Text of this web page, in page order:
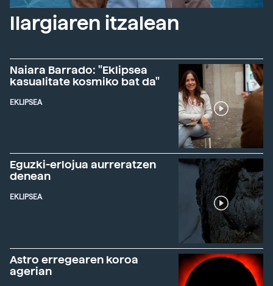
Ilargiaren itzalean
Naiara Barrado: "Eklipsea
kasualitate kosmiko bat da"
EKLIPSEA
Eguzki-erlojua aurreratzen
denean
EKLIPSEA
Astro erregearen koroa
agerian